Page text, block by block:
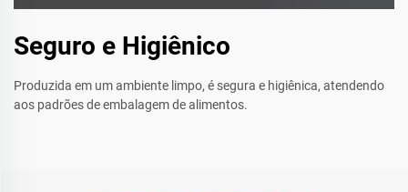
Seguro e Higiênico
Produzida em um ambiente limpo, é segura e higiênica, atendendo
aos padrões de embalagem de alimentos.